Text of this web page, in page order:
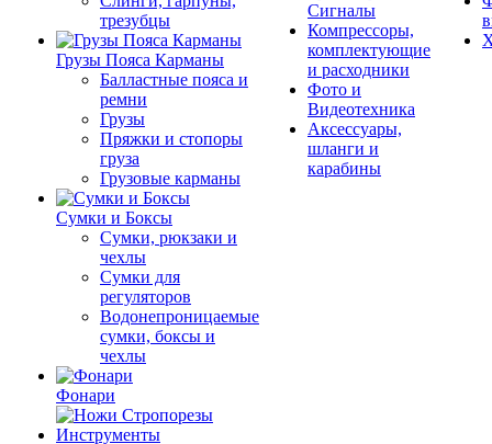
трезубцы
Грузы Пояса Карманы
Балластные пояса и
ремни
Грузы
Пряжки и стопоры
груза
Грузовые карманы
Сумки и Боксы
Сумки, рюкзаки и
чехлы
Сумки для
регуляторов
Водонепроницаемые
сумки, боксы и
чехлы
Фонари
Сигналы
Компрессоры,
комплектующие
и расходники
Фото и
Видеотехника
Аксессуары,
шланги и
карабины